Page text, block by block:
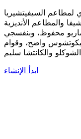
لمطاعم السيفيتشيريا
والمطاعم الأنديزية
محفوظ، وبنفسجي
واضح، وقوام
ابدأ الإنشاء